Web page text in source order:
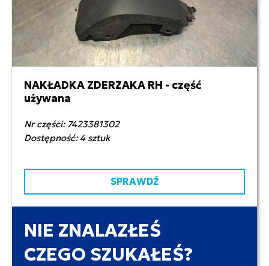
150,00 zł netto
NAKŁADKA ZDERZAKA RH - część
używana
Nr części: 7423381302
Dostępność: 4 sztuk
SPRAWDŹ
NIE ZNALAZŁEŚ
CZEGO SZUKAŁEŚ?